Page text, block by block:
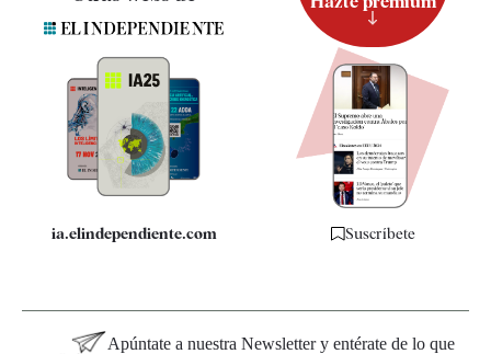
Quiénes somos
Especificaciones
ia.elindependiente.com Suscríbete
Apúntate a nuestra Newsletter y entérate de lo que